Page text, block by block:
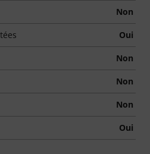
Non
Oui
Non
Non
Non
Oui